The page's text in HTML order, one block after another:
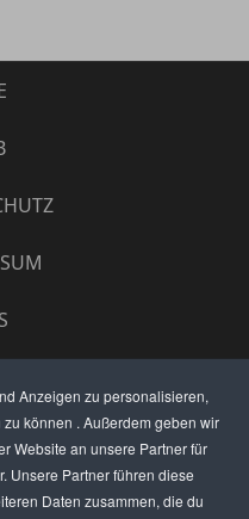
Anzeigen zu personalisieren,
können . Außerdem geben wir
Website an unsere Partner für
Unsere Partner führen diese
Daten zusammen, die du
UNS